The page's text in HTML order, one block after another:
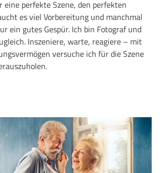
eine perfekte Szene, den perfekten
es viel Vorbereitung und manchmal
ein gutes Gespür. Ich bin Fotograf und
Inszeniere, warte, reagiere – mit
versuche ich für die Szene